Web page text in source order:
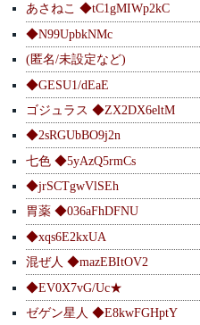
あさねこ ◆tC1gMIWp2kC
◆N99UpbkNMc
(匿名/未設定など)
◆GESU1/dEaE
ゴジュラス ◆ZX2DX6eltM
◆2sRGUbBO9j2n
七色 ◆5yAzQ5rmCs
◆jrSCTgwVlSEh
胃薬 ◆036aFhDFNU
◆xqs6E2kxUA
混ぜ人 ◆mazEBItOV2
◆EV0X7vG/Uc★
ゼゲン星人 ◆E8kwFGHptY